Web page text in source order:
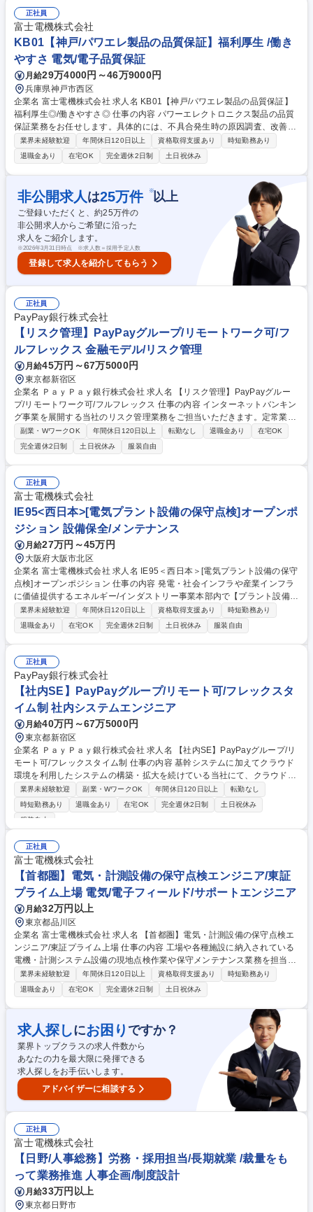
人的判断から再現性ある審査プロセスへ移行■スコアリング設計、モニタ
リング指標策定、PDCAの構築【審査役育成/評価体系の再設計】 ■データ
リテラシーを前提とした審査人材の育成プログラム設計■次世代型審査組
織の構築 等 募集職種 【法人与信企画・データ審査戦略担当】PayPay銀
行の法人金融領域をリード
正社員
富士電機株式会社
KB01【神戸/パワエレ製品の品質保証】福利厚生 /働き
やすさ 電気/電子品質保証
月給29万4000円～46万9000円
兵庫県神戸市西区
企業名 富士電機株式会社 求人名 KB01【神戸/パワエレ製品の品質保証】
福利厚生◎/働きやすさ◎ 仕事の内容 パワーエレクトロニクス製品の品質
保証業務をお任せします。具体的には、不具合発生時の原因調査、改善策
の立案、および社内関係部署や顧客への報告業務を通じて、製品の信頼性
向上に寄与頂きます。 (1)パワーエレクトロニクス製品の品質保証・管理
(2)不具合品の調査・解析・原因究明(3)是正処置の立案・実施(4)社内関連
部門(設計、製造等)や顧客への技術的な報告書の作成・説明 【働き方】出
張頻度：月1回程度、有給：年間平均10日以上取得、在宅勤務：可（部内
にて要相談） 募集職種 KB01【神戸/パワエレ製品の品質保証】福利厚生
◎/働きやすさ◎
業界未経験歓迎 年間休日120日以上 資格取得支援あり
時短勤務あり
退職金あり
在宅OK 完全週休2日制 土日祝休み
非公開求人 は25万件 ※以上
ご登録いただくと、約25万件の
非公開求人からご希望に沿った
求人をご紹介します。
※2026年3月31日時点 ※求人数＝採用予定人数
登録して求人を紹介してもらう
正社員
PayPay銀行株式会社
【リスク管理】PayPayグループ/リモートワーク可/フ
ルフレックス 金融モデル/リスク管理
月給45万円～67万5000円
東京都新宿区
企業名 ＰａｙＰａｙ銀行株式会社 求人名 【リスク管理】PayPayグルー
プ/リモートワーク可/フルフレックス 仕事の内容 インターネットバンキン
グ事業を展開する当社のリスク管理業務をご担当いただきます。定常業務
対応だけではなく、リスクに対する社内への普及啓蒙や企画系などの業務
に携わっていただくことを期待しています。 【市場、流動性、信用リスク
管理】■各リスク管理にかかる基本方針の策定■リスク管理運営における規
程や手続きの策定■ALM委員会等の会議運営 【報告業務】■各リスク管理
計数の日次報告■月次等の当局宛各種報告/社内会議への定期報告 【その
他】■新商品取扱時のリスク分析■ストレステスト等のリスク管理分析■リ
スク管理システム整備（Excel、Access等のEUCツール）■バーゼル等規
制対応、当局対応 募集職種 【リスク管理】PayPayグループ/リモートワ
ーク可/フルフレックス
副業・WワークOK 年間休日120日以上 転勤なし 退職金あり
在宅OK
完全週休2日制
土日祝休み 服装自由
正社員
富士電機株式会社
IE95<西日本>[電気プラント設備の保守点検]オープンポ
ジション 設備保全/メンテナンス
月給27万円～45万円
大阪府大阪市北区
企業名 富士電機株式会社 求人名 IE95＜西日本＞[電気プラント設備の保守
点検]オープンポジション 仕事の内容 発電・社会インフラや産業インフラ
に価値提供するエネルギー/インダストリー事業本部内で【プラント設備の
保守】関連ポジションを中心に、ご経験や適性に応じて、広く書類選考さ
せていただきます。 ●パワエレ事業（エネルギー、計測、制御、工場自動
化、情報事業、ヒートポンプの熱商材等）における電気プラント設備の保
守点検業務となります（電機、計装、情報システム設備の現地点検作業）
【出張頻度】配属拠点エリア内で日帰り～1週間程度の出張が発生します
募集職種 IE95＜西日本＞[電気プラント設備の保守点検]オープンポジショ
ン
業界未経験歓迎 年間休日120日以上 資格取得支援あり
時短勤務あり
退職金あり
在宅OK 完全週休2日制 土日祝休み 服装自由
正社員
PayPay銀行株式会社
【社内SE】PayPayグループ/リモート可/フレックスタ
イム制 社内システムエンジニア
月給40万円～67万5000円
東京都新宿区
企業名 ＰａｙＰａｙ銀行株式会社 求人名 【社内SE】PayPayグループ/リ
モート可/フレックスタイム制 仕事の内容 基幹システムに加えてクラウド
環境を利用したシステムの構築・拡大を続けている当社にて、クラウドサ
ービスを活用した開発支援、運用支援、障害管理、品質管理等の業務改
善・効率化の企画推進に携わって頂きます。 【業務詳細】■システム開
発・運用における社内管理業務効率化(クラウドやSaaS活用) ■システム導
企画・立案・推進(フロー見直し、自動化) 【プロジェクト事例】■プロジ
ェクト管理ツールの構築…開発案件管理業務の効率化（SaaS） ■特権ID
管理システムの構築（プライベートクラウド） など 募集職種 【社内SE】
PayPayグループ/リモート可/フレックスタイム制
業界未経験歓迎 副業・WワークOK 年間休日120日以上
転勤なし
時短勤務あり
退職金あり 在宅OK 完全週休2日制
土日祝休み
服装自由
正社員
富士電機株式会社
【首都圏】電気・計測設備の保守点検エンジニア/東証
プライム上場 電気/電子フィールド/サポートエンジニア
月給32万円以上
東京都品川区
企業名 富士電機株式会社 求人名 【首都圏】電気・計測設備の保守点検エ
ンジニア/東証プライム上場 仕事の内容 工場や各種施設に納入されている
電機・計測システム設備の現地点検作業や保守メンテナンス業務を担当し
ます。定期点検やトラブル対応を通じて、顧客設備の安全稼働を支える重
要な役割です。 東日本エリアの顧客現場（工場・プラント・ビル等）に
て、自社製品を中心とした電機・計測システム設備の保守点検作業をお任
せします。 (1)現場での設備・機器の定期点検および動作確認 (2)予防保全
計画に基づくメンテナンス作業の実施 (3)不具合発生時の一次対応・原因
調査 ※お住まいは希望によって勤務地を考慮いたします。 募集職種 【首
都圏】電気・計測設備の保守点検エンジニア/東証プライム上場
業界未経験歓迎 年間休日120日以上 資格取得支援あり
時短勤務あり
退職金あり
在宅OK 完全週休2日制 土日祝休み
求人探しにお困り ですか？
業界トップクラスの求人件数から
あなたの力を最大限に発揮できる
求人探しをお手伝いします。
アドバイザーに相談する
正社員
富士電機株式会社
【日野/人事総務】労務・採用担当/長期就業 /裁量をも
って業務推進 人事企画/制度設計
月給33万円以上
東京都日野市